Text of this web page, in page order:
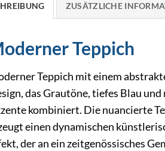
ZUSÄTZLICHE
Teppich
Teppich mit einem
das Grautöne, tiefes Blau und
kombiniert. Die nuancierte
einen dynamischen
der an ein zeitgenössisches